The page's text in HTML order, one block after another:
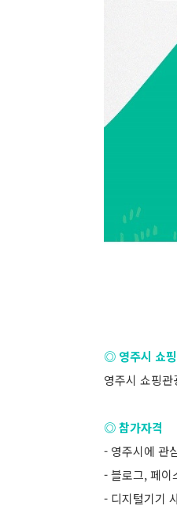
◎ 영주시 쇼
영주시 쇼핑
◎ 참가자격
- 영주시에 관
- 블로그, 페이
- 디지털기기